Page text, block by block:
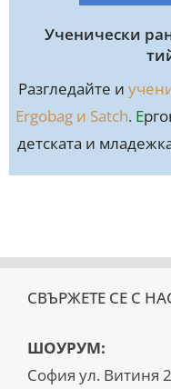
Ученически
Разгледайте и
Ergobag и Satch. E
детската и
СВЪРЖЕТЕ СЕ С
ШОУРУМ:
София ул. Витиня